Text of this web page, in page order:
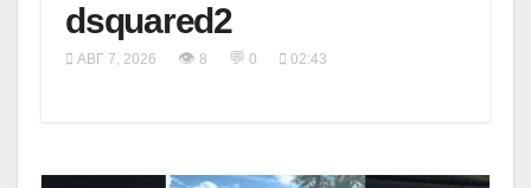
dsquared2
АВГ 7, 2026 👁 8 💬 0 02:43